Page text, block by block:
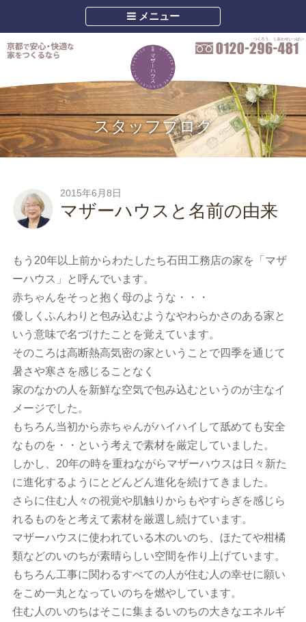
メニュー
スタッフブログ
2015年6月8日
マザーハウスと名前の由来
もう20年以上前からわたしたち石田工務店の家を「マザ
ーハウス」と呼んでいます。
赤ちゃんをそっと抱く母のような・・・
優しくふんわりと包み込むようなやわらかさのある家と
いう意味で名づけたことを覚えています。
そのころは高断熱高気密の家ということで四季を通じて
暑さや寒さを感じることなく
家のなかの人を新鮮な空気で包み込むというのが主なイ
メージでした。
もちろん当初から赤ちゃんがハイハイして舐めても安全
なものを・・という考えで素材を厳定していました。
しかし、20年の時を重ねながらマザーハウスは日々新た
に進化するようにとどんどん進化を続けてきました。
さらに住む人々の視覚や肌触りからもやすらぎを感じら
れるものをと考えて素材を厳選し続けています。
マザーハウスに使われている木のいのち、ほたてや柑橘
類などのいのちが素晴らしい空間を作り上げています。
もちろん工事に関わるすべての人が住む人の幸せに願い
をこめ一丸となっていのちを燃やしています。
住む人のいのちはそこに集まるいのちの大きなエネルギ